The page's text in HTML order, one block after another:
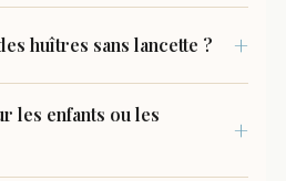
huîtres sans lancette ?
les enfants ou les